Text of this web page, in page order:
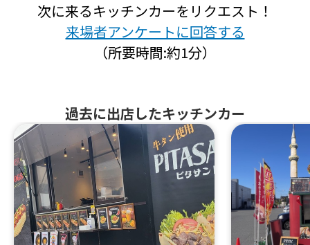
次に来るキッチンカーをリクエスト！
来場者アンケートに回答する
（所要時間:約1分）
過去に出店したキッチンカー